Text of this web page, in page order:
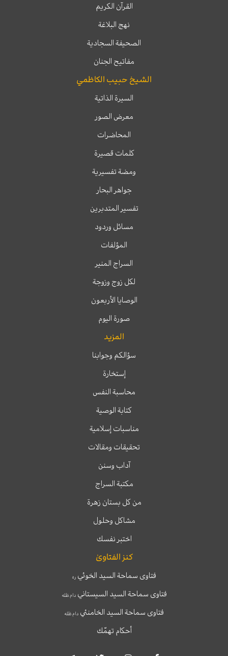
القرآن الكريم
نهج البلاغة
الصحيفة السجادية
مفاتيح الجنان
الشيخ حبيب الكاظمي
السيرة الذاتية
معرض الصور
المحاضرات
كلمات قصيرة
ومضة تفسيرية
جواهر البحار
تفسير المتدبرين
مسائل وردود
المؤلفات
السراج المنير
لكل زوج وزوجة
الوصايا الأربعون
صورة اليوم
المزيد
سؤالكم وجوابنا
إستخارة
محاسبة النفس
كتابة الوصية
مناسبات إسلامية
تحقيقات ومقالات
آداب وسنن
مكتبة السراج
من كل بستان زهرة
مشاكل وحلول
اختبر نفسك
كنز الفتاوىٰ
فتاوى سماحة السيد الخوئيره
فتاوى سماحة السيد السيستانيدام ظله
فتاوى سماحة السيد الخامنئي دام ظله
أحكام تهمّك